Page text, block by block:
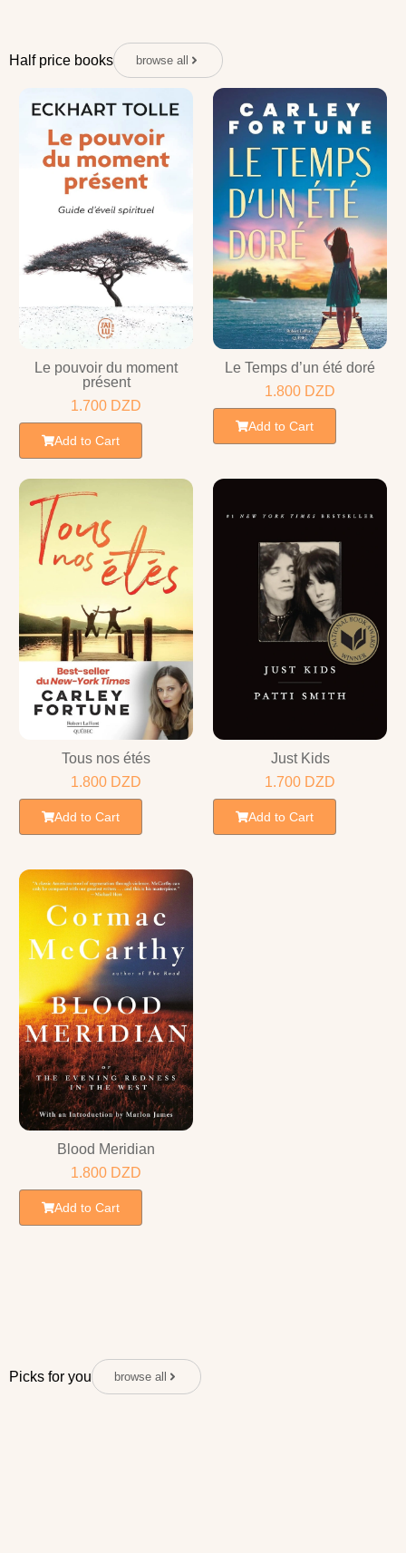
Half price books browse all
Le pouvoir du moment
présent
1.700 DZD
Add to Cart
Le Temps d’un été doré
1.800 DZD
Add to Cart
Tous nos étés
1.800 DZD
Add to Cart
Just Kids
1.700 DZD
Add to Cart
Blood Meridian
1.800 DZD
Add to Cart
Picks for you browse all